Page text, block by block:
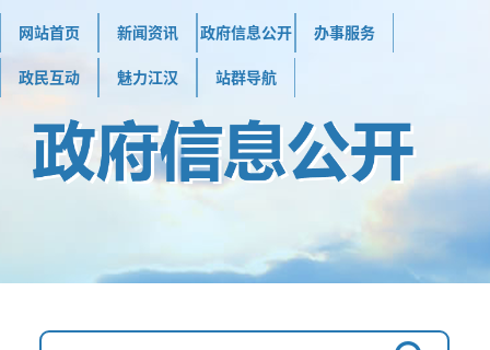
网站首页 新闻资讯 政府信息公开 办事服务
政民互动 魅力江汉 站群导航